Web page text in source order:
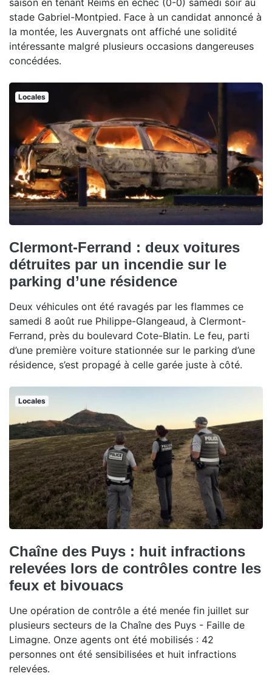
stade Gabriel-Montpied. Face à un candidat annoncé à
la montée, les Auvergnats ont affiché une solidité
intéressante malgré plusieurs occasions dangereuses
concédées.
Locales
Clermont-Ferrand : deux voitures
détruites par un incendie sur le
parking d’une résidence
Deux véhicules ont été ravagés par les flammes ce
samedi 8 août rue Philippe-Glangeaud, à Clermont-
Ferrand, près du boulevard Cote-Blatin. Le feu, parti
d’une première voiture stationnée sur le parking d’une
résidence, s’est propagé à celle garée juste à côté.
Locales
Chaîne des Puys : huit infractions
relevées lors de contrôles contre les
feux et bivouacs
Une opération de contrôle a été menée fin juillet sur
plusieurs secteurs de la Chaîne des Puys - Faille de
Limagne. Onze agents ont été mobilisés : 42
personnes ont été sensibilisées et huit infractions
relevées.